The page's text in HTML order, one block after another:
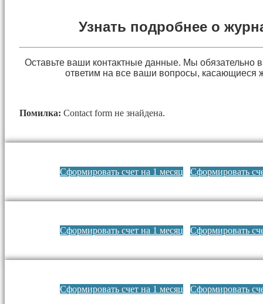
Узнать подробнее о
Оставьте ваши контактные данные. Мы обязательно
ответим на все ваши вопросы, касающиеся
Помилка: Contact form не знайдена.
Сформировать счет на 1 месяц Сформировать
Сформировать счет на 1 месяц Сформировать
Сформировать счет на 1 месяц Сформировать